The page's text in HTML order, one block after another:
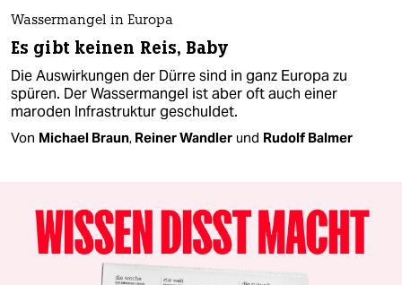
Wassermangel in Europa
Es gibt keinen Reis, Baby
Die Auswirkungen der Dürre sind in ganz Europa zu
spüren. Der Wassermangel ist aber oft auch einer
maroden Infrastruktur geschuldet.
Von Michael Braun, Reiner Wandler und Rudolf Balmer